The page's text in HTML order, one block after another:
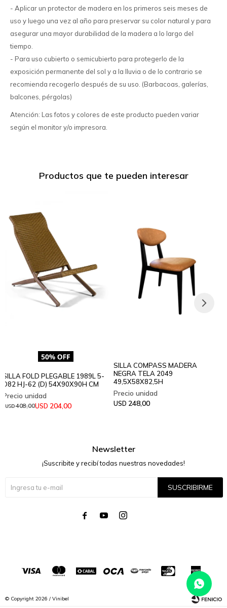
- Aplicar un protector de madera en los primeros seis meses de
uso y luego una vez al año para preservar su color natural y para
asegurar una mayor durabilidad de la madera a lo largo del
tiempo.
- Para uso cubierto o semicubierto para protegerlo de la
exposición permanente del sol y a la lluvia o de lo contrario se
recomienda recogerlo después de su uso. (Barbacoas, galerías,
balcones, pérgolas)
Atención: Las fotos y colores de este producto pueden variar
según el monitor y/o impresora.
Productos que te pueden interesar
SILLA FOLD PLEGABLE 1989L 5-
D82 HJ-62 (D) 54X90X90H CM
USD 204,00
USD408,00
SILLA COMPASS MADERA
NEGRA TELA 2049
49,5X58X82,5H
USD 248,00
Newsletter
¡Suscribite y recibí todas nuestras novedades!
SUSCRIBIRME
  
© Copyright 2026 / Vinibel